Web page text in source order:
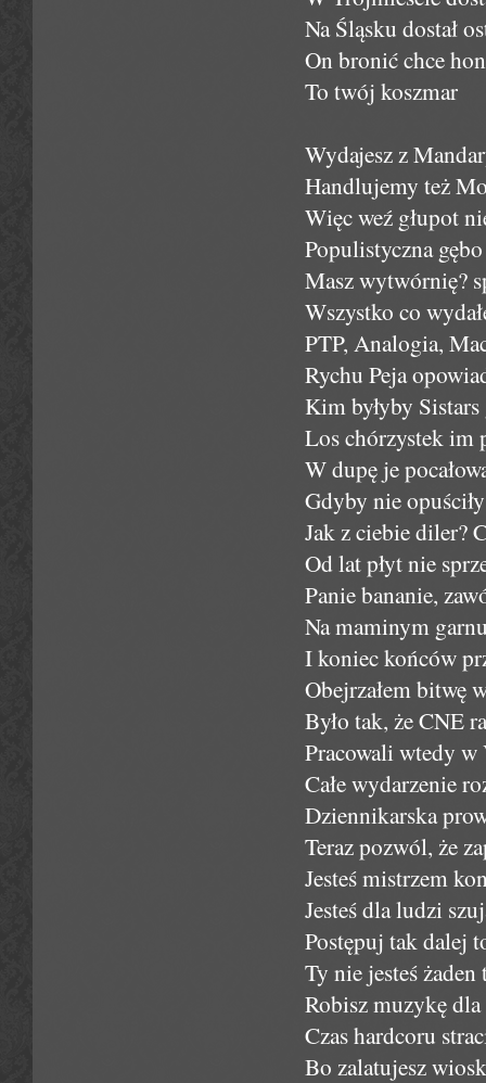
Na Śląsku dostał
On bronić chce
To twój koszmar
Wydajesz z
Handlujemy też
Więc weź głupot
Populistyczna
Masz wytwórnię?
Wszystko co
PTP, Analogia,
Rychu Peja
Kim byłyby
Los chórzystek im
W dupę je
Gdyby nie
Jak z ciebie diler?
Od lat płyt nie
Panie bananie,
Na maminym
I koniec końców
Obejrzałem bitwę
Było tak, że CNE
Pracowali wtedy
Całe wydarzenie
Dziennikarska
Teraz pozwól, że
Jesteś mistrzem
Jesteś dla ludzi
Postępuj tak dalej
Ty nie jesteś
Robisz muzykę dla
Czas hardcoru
Bo zalatujesz